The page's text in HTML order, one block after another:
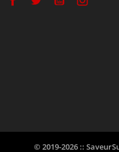
© 2019-2026 ::